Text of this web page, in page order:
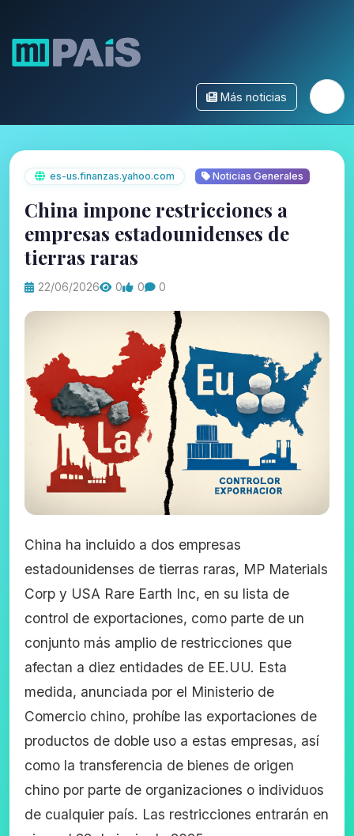
Más noticias
es-us.finanzas.yahoo.com Noticias Generales
China impone restricciones a
empresas estadounidenses de
tierras raras
22/06/2026 0 0 0
China ha incluido a dos empresas
estadounidenses de tierras raras, MP Materials
Corp y USA Rare Earth Inc, en su lista de
control de exportaciones, como parte de un
conjunto más amplio de restricciones que
afectan a diez entidades de EE.UU. Esta
medida, anunciada por el Ministerio de
Comercio chino, prohíbe las exportaciones de
productos de doble uso a estas empresas, así
como la transferencia de bienes de origen
chino por parte de organizaciones o individuos
de cualquier país. Las restricciones entrarán en